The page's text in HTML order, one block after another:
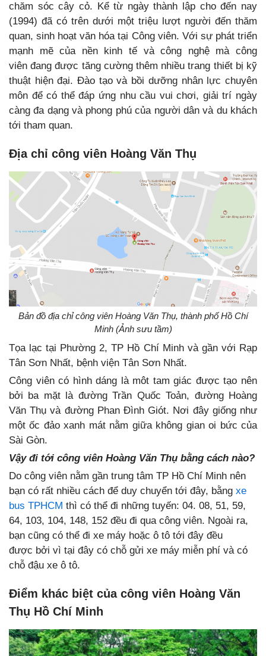
chăm sóc cây cỏ. Kể từ ngày thành lập cho đến nay
(1994) đã có trên dưới một triệu lượt người đến thăm
quan, sinh hoạt văn hóa tại Công viên. Với sự phát triển
mạnh mẽ của nền kinh tế và công nghệ mà công
viên đang được tăng cường thêm nhiều trang thiết bị kỹ
thuật hiện đại. Đào tạo và bồi dưỡng nhân lực chuyên
môn để có thể đáp ứng nhu cầu vui chơi, giải trí ngày
càng đa dạng và phong phú của người dân và du khách
tới tham quan.
Địa chỉ công viên Hoàng Văn Thụ
Bản đồ địa chỉ công viên Hoàng Văn Thụ, thành phố Hồ Chí
Minh (Ảnh sưu tầm)
Tọa lạc tại Phường 2, TP Hồ Chí Minh và gần với Rạp
Tân Sơn Nhất, bệnh viện Tân Sơn Nhất.
Công viên có hình dáng là môt tam giác được tạo nên
bởi ba mặt là đường Trần Quốc Toản, đường Hoàng
Văn Thụ và đường Phan Đình Giót. Nơi đây giống như
một ốc đảo xanh mát nằm giữa không gian oi bức của
Sài Gòn.
Vậy đi tới công viên Hoàng Văn Thụ bằng cách nào?
Do công viên nằm gần trung tâm TP Hồ Chí Minh nên
bạn có rất nhiều cách để duy chuyển tới đây, bằng xe
bus TPHCM thì có thể đi những tuyến: 04. 08, 51, 59,
64, 103, 104, 148, 152 đều đi qua công viên. Ngoài ra,
bạn cũng có thể đi xe máy hoặc ô tô tới đây đều
được bởi vì tại đây có chỗ gửi xe máy miễn phí và có
chỗ đậu xe ô tô.
Điểm khác biệt của công viên Hoàng Văn
Thụ Hồ Chí Minh